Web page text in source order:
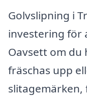
Golvslipning i
investering för
Oavsett om
fräschas upp
slitagemärken,